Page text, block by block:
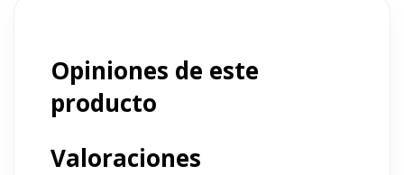
Opiniones de este
producto
Valoraciones